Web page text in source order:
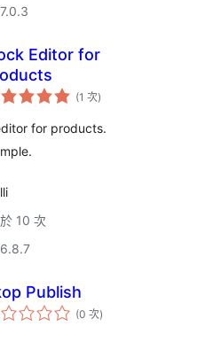
Editor for
(1 次評
分
數
)
for products.
10 次
Publish
(0 次評
分)